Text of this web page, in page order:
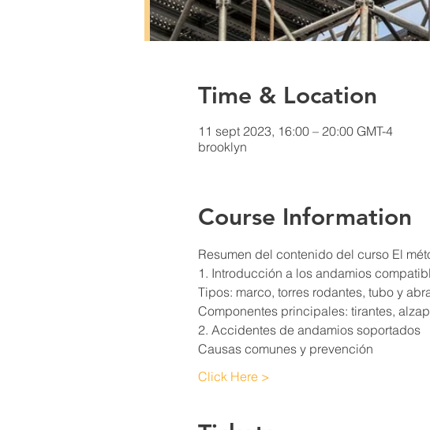
Time & Location
11 sept 2023, 16:00 – 20:00 GMT-4
brooklyn
Course Information
Resumen del contenido del curso El
1. Introducción a los andamios
Tipos: marco, torres rodantes, tubo y
Componentes principales: tirantes,
2. Accidentes de andamios soportados
Causas comunes y prevención
Click Here >